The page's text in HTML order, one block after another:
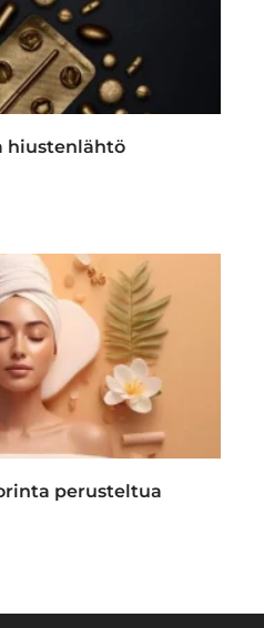
hiustenlähtö
perusteltua